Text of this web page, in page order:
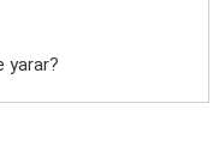
yarar?